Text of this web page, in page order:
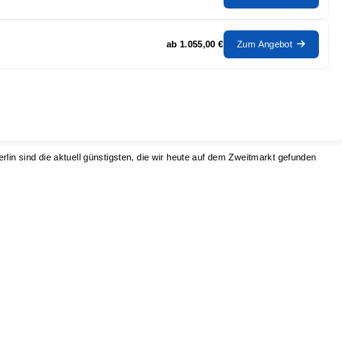
ab 1.055,00 € Zum Angebot
sind die aktuell günstigsten, die wir heute auf dem Zweitmarkt gefunden